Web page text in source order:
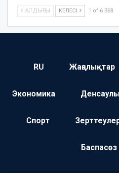
АЛДЫҢҒЫ КЕЛЕСІ 1 of 6 368
RU Жаңалықтар
Экономика
Спорт
Баспасөз